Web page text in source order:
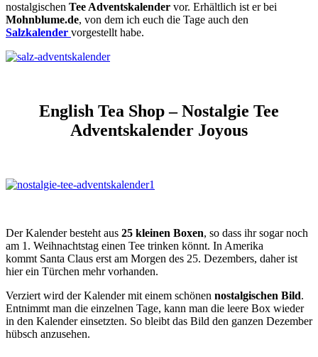
nostalgischen Tee Adventskalender vor. Erhältlich ist er bei
Mohnblume.de, von dem ich euch die Tage auch den
Salzkalender vorgestellt habe.
English Tea Shop – Nostalgie Tee
Adventskalender Joyous
Der Kalender besteht aus 25 kleinen Boxen, so dass ihr sogar noch
am 1. Weihnachtstag einen Tee trinken könnt. In Amerika
kommt Santa Claus erst am Morgen des 25. Dezembers, daher ist
hier ein Türchen mehr vorhanden.
Verziert wird der Kalender mit einem schönen nostalgischen Bild.
Entnimmt man die einzelnen Tage, kann man die leere Box wieder
in den Kalender einsetzten. So bleibt das Bild den ganzen Dezember
hübsch anzusehen.